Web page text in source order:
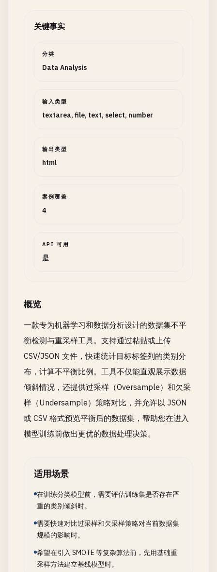
关键事实
分类
Data Analysis
输入类型
textarea, file, text, select, number
输出类型
html
案例覆盖
4
API 可用
是
概览
一款专为机器学习和数据分析设计的数据集不平
衡检测与重采样工具。支持通过粘贴或上传
CSV/JSON 文件，快速统计目标标签列的类别分
布，计算不平衡比例。工具不仅能直观展示数据
倾斜情况，还提供过采样（Oversample）和欠采
样（Undersample）策略对比，并允许以 JSON
或 CSV 格式预览平衡后的数据集，帮助您在进入
模型训练前做出更优的数据处理决策。
适用场景
在训练分类模型前，需要评估训练集是否存在严
重的类别倾斜时。
需要快速对比过采样和欠采样策略对当前数据集
规模的影响时。
希望在引入 SMOTE 等复杂算法前，先用基础重
采样方法建立基线模型时。